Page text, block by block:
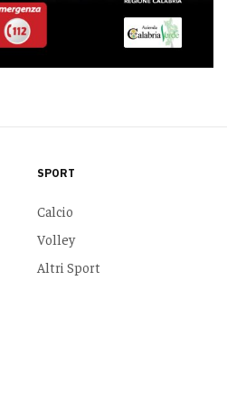
SPORT
Calcio
Volley
Altri Sport